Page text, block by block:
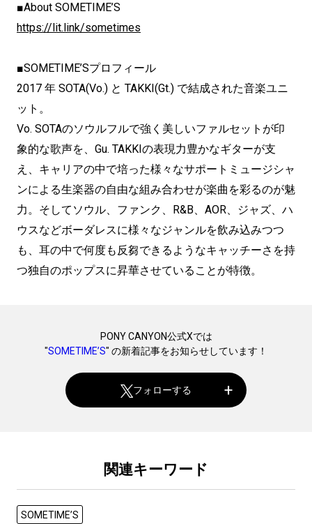
■About SOMETIME’S
https://lit.link/sometimes
■SOMETIME’Sプロフィール
2017 年 SOTA(Vo.) と TAKKI(Gt.) で結成された音楽ユニ
ット。
Vo. SOTAのソウルフルで強く美しいファルセットが印
象的な歌声を、Gu. TAKKIの表現力豊かなギターが支
え、キャリアの中で培った様々なサポートミュージシャ
ンによる生楽器の自由な組み合わせが楽曲を彩るのが魅
力。そしてソウル、ファンク、R&B、AOR、ジャズ、ハ
ウスなどボーダレスに様々なジャンルを飲み込みつつ
も、耳の中で何度も反芻できるようなキャッチーさを持
つ独自のポップスに昇華させていることが特徴。
PONY CANYON公式Xでは
"SOMETIME’S" の新着記事をお知らせしています！
フォローする
関連キーワード
SOMETIME’S